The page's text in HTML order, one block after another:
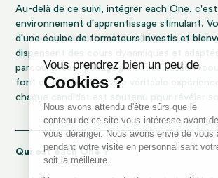
Au-delà de ce suivi, intégrer each One,
environnement d'apprentissage stimulant.
d'une équipe de formateurs investis et
dispensent des cours dynamiques et
parcours. Leur pédagogie active et leur
font de la formation une véritable
chaque candidat est soutenu pour révéler
Qui est each One ?